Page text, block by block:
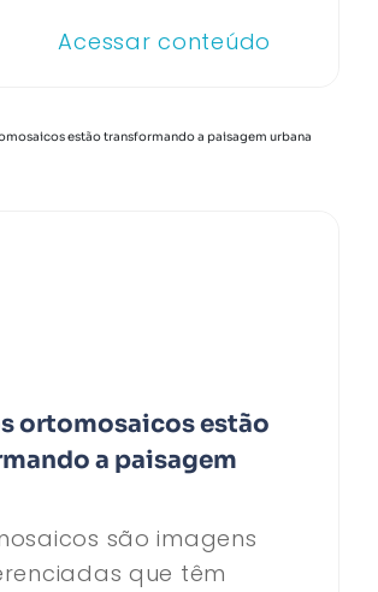
Acessar conteúdo
ortomosaicos estão
a paisagem
são imagens
que têm